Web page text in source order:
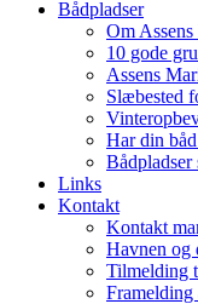
Bådpladser
Om
10 gode
Assens
Slæbested
Har din
Bådpladser
Links
Kontakt
Kontakt
Havnen og
Tilmelding
Framelding